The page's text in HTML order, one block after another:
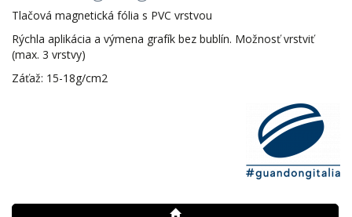
Tlačová magnetická fólia s PVC vrstvou
Rýchla aplikácia a výmena grafík bez bublín. Možnosť vrstviť
(max. 3 vrstvy)
Záťaž: 15-18g/cm2